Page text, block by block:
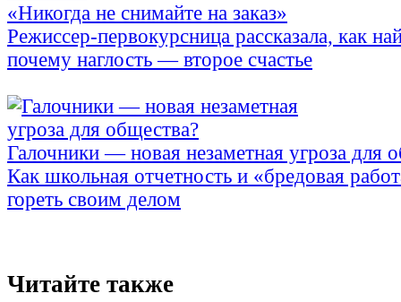
«Никогда не снимайте на заказ»
Режиссер-первокурсница рассказала, как
почему наглость — второе счастье
Галочники — новая незаметная угроза для
Как школьная отчетность и «бредовая
гореть своим делом
Читайте также